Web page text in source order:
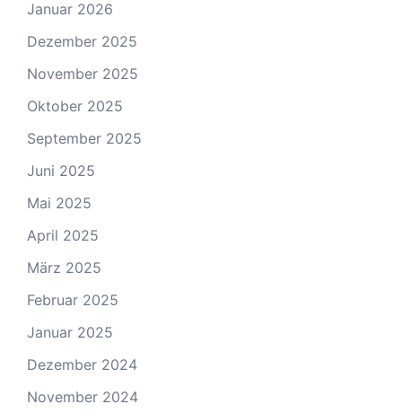
Januar 2026
Dezember 2025
November 2025
Oktober 2025
September 2025
Juni 2025
Mai 2025
April 2025
März 2025
Februar 2025
Januar 2025
Dezember 2024
November 2024